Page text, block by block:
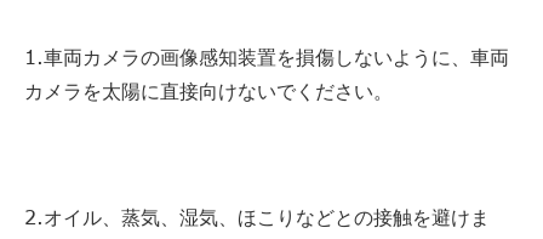
1.車両カメラの画像感知装置を損傷しないように、車両
カメラを太陽に直接向けないでください。
2.オイル、蒸気、湿気、ほこりなどとの接触を避けま